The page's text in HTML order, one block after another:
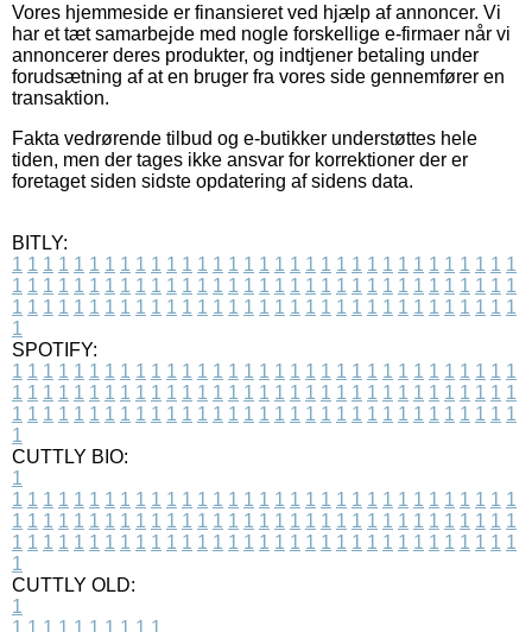
Vores hjemmeside er finansieret ved hjælp af annoncer. Vi
har et tæt samarbejde med nogle forskellige e-firmaer når vi
annoncerer deres produkter, og indtjener betaling under
forudsætning af at en bruger fra vores side gennemfører en
transaktion.
Fakta vedrørende tilbud og e-butikker understøttes hele
tiden, men der tages ikke ansvar for korrektioner der er
foretaget siden sidste opdatering af sidens data.
BITLY:
1 1 1 1 1 1 1 1 1 1 1 1 1 1 1 1 1 1 1 1 1 1 1 1 1 1 1 1 1 1 1 1 1
1 1 1 1 1 1 1 1 1 1 1 1 1 1 1 1 1 1 1 1 1 1 1 1 1 1 1 1 1 1 1 1 1
1 1 1 1 1 1 1 1 1 1 1 1 1 1 1 1 1 1 1 1 1 1 1 1 1 1 1 1 1 1 1 1 1
1
SPOTIFY:
1 1 1 1 1 1 1 1 1 1 1 1 1 1 1 1 1 1 1 1 1 1 1 1 1 1 1 1 1 1 1 1 1
1 1 1 1 1 1 1 1 1 1 1 1 1 1 1 1 1 1 1 1 1 1 1 1 1 1 1 1 1 1 1 1 1
1 1 1 1 1 1 1 1 1 1 1 1 1 1 1 1 1 1 1 1 1 1 1 1 1 1 1 1 1 1 1 1 1
1
CUTTLY BIO:
1
1 1 1 1 1 1 1 1 1 1 1 1 1 1 1 1 1 1 1 1 1 1 1 1 1 1 1 1 1 1 1 1 1
1 1 1 1 1 1 1 1 1 1 1 1 1 1 1 1 1 1 1 1 1 1 1 1 1 1 1 1 1 1 1 1 1
1 1 1 1 1 1 1 1 1 1 1 1 1 1 1 1 1 1 1 1 1 1 1 1 1 1 1 1 1 1 1 1 1
1
CUTTLY OLD:
1
1 1 1 1 1 1 1 1 1 1